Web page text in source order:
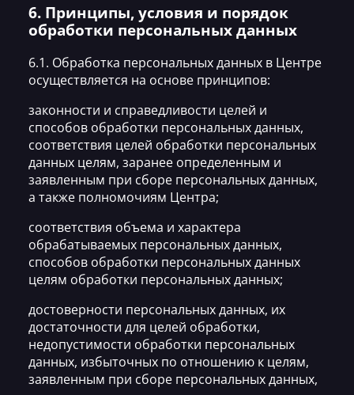
6. Принципы, условия и порядок
обработки персональных данных
6.1. Обработка персональных данных в Центре
осуществляется на основе принципов:
законности и справедливости целей и
способов обработки персональных данных,
соответствия целей обработки персональных
данных целям, заранее определенным и
заявленным при сборе персональных данных,
а также полномочиям Центра;
соответствия объема и характера
обрабатываемых персональных данных,
способов обработки персональных данных
целям обработки персональных данных;
достоверности персональных данных, их
достаточности для целей обработки,
недопустимости обработки персональных
данных, избыточных по отношению к целям,
заявленным при сборе персональных данных,